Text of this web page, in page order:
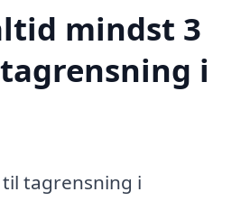
mindst 3
i
tagrensning i